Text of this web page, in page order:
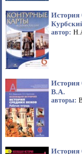
История
автор:
История
В.А.
авторы:
История